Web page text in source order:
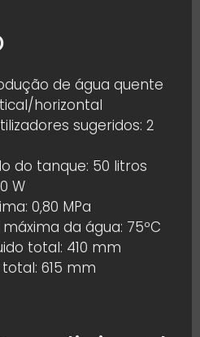
de água quente
horizontal
sugeridos: 2
do tanque: 50 litros
W
0,80 MPa
da água: 75ºC
total: 410 mm
615 mm